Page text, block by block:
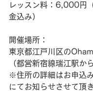
レッスン料：6,000円
金込み）
開催場所：
東京都江戸川区の
（都営新宿線瑞江駅か
※住所の詳細はお申込
にてお知らせさせて頂